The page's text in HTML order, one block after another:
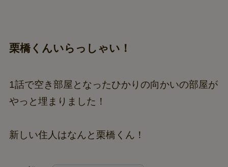
栗橋くんいらっしゃい！
1話で空き部屋となったひかりの向かいの部屋が
やっと埋まりました！
新しい住人はなんと栗橋くん！